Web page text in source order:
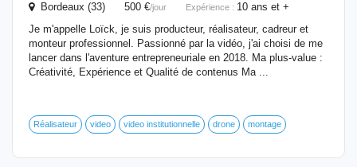
Bordeaux (33) 500 €/jour Expérience : 10 ans et +
Je m'appelle Loïck, je suis producteur, réalisateur, cadreur et
monteur professionnel. Passionné par la vidéo, j'ai choisi de me
lancer dans l'aventure entrepreneuriale en 2018. Ma plus-value :
Créativité, Expérience et Qualité de contenus Ma ...
Réalisateur video video institutionnelle drone montage